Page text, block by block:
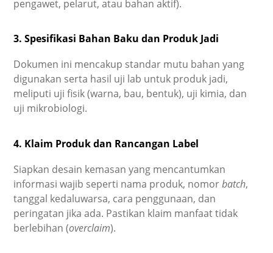
pengawet, pelarut, atau bahan aktif).
3. Spesifikasi Bahan Baku dan Produk Jadi
Dokumen ini mencakup standar mutu bahan yang
digunakan serta hasil uji lab untuk produk jadi,
meliputi uji fisik (warna, bau, bentuk), uji kimia, dan
uji mikrobiologi.
4. Klaim Produk dan Rancangan Label
Siapkan desain kemasan yang mencantumkan
informasi wajib seperti nama produk, nomorbatch,
tanggal kedaluwarsa, cara penggunaan, dan
peringatan jika ada. Pastikan klaim manfaat tidak
berlebihan (overclaim).